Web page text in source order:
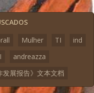
Mulher TI
ind
andreazza
展报告》文本文档